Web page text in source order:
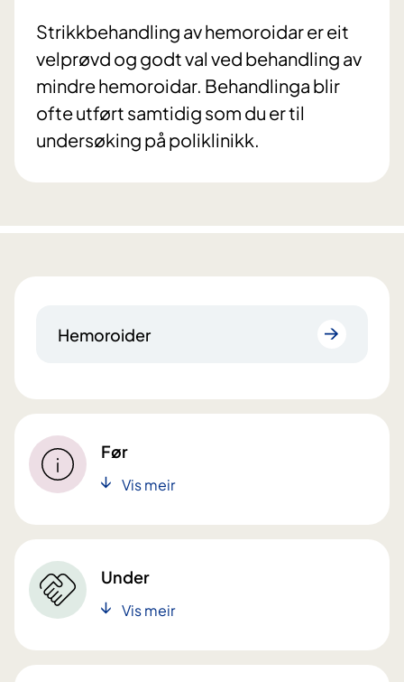
Strikkbehandling av hemoroidar er eit
velprøvd og godt val ved behandling av
mindre hemoroidar. Behandlinga blir
ofte utført samtidig som du er til
undersøking på poliklinikk.
Hemoroider
Før
Vis meir
Under
Vis meir